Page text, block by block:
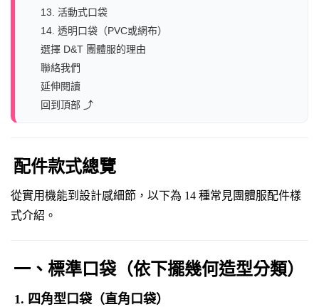
13. 活動式口袋
14. 透明口袋（PVC或網布）
選擇 D&T 團體服的理由
聯絡我們
延伸閱讀
回到頂部 ⤴︎
配件款式總覽
從實用機能到設計感細節，以下為 14 種常見團體服配件樣
式介紹。
一、標準口袋（依下擺幾何造型分類）
1. 四角型口袋（直角口袋）